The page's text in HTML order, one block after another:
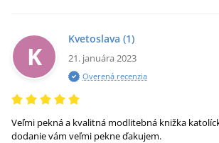
K
Kvetoslava (1)
21. januára 2023
Overená recenzia
Veľmi pekná a kvalitná modlitebná knižka
dodanie vám veľmi pekne ďakujem.